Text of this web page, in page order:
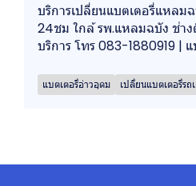
บริการเปลี่ยนแบตเตอรี่แหลม
24ชม ใกล้ รพ.แหลมฉบัง ช่า
บริการ โทร 083-1880919 |
แบตเตอรี่อ่าวอุดม เปลี่ยนแบตเตอรี่รถ